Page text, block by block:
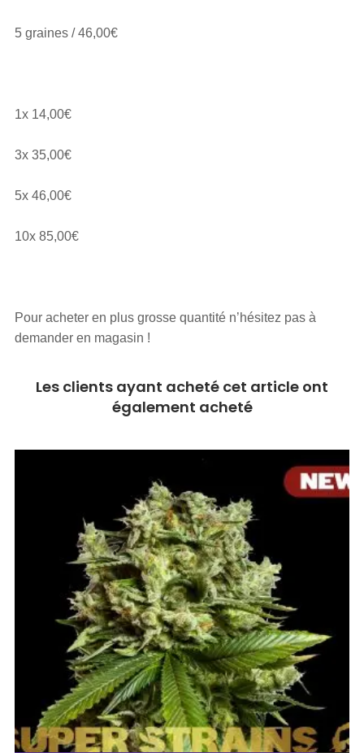
5 graines / 46,00€
1x 14,00€
3x 35,00€
5x 46,00€
10x 85,00€
Pour acheter en plus grosse quantité n’hésitez pas à
demander en magasin !
Les clients ayant acheté cet article ont
également acheté